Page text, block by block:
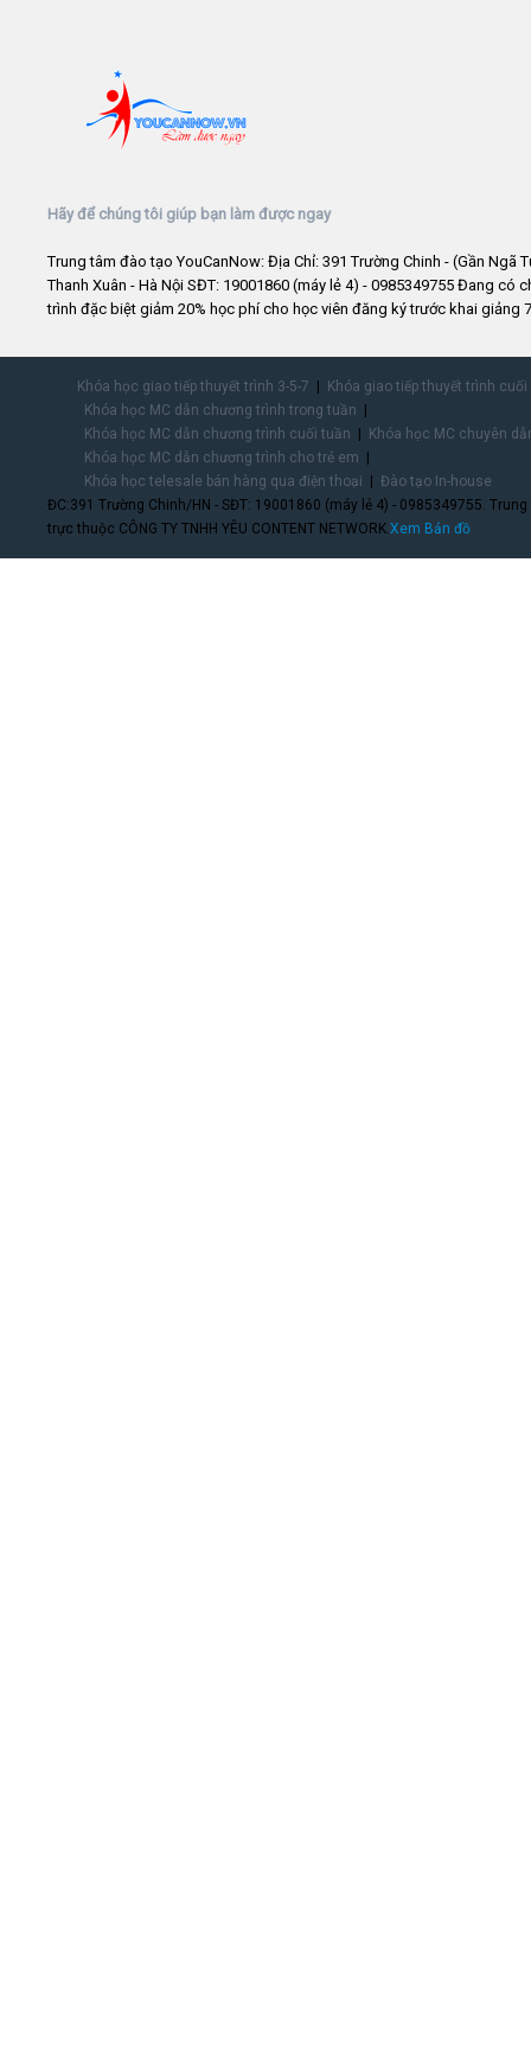
Hãy để chúng tôi giúp bạn làm được ngay
Trung tâm đào tạo YouCanNow: Địa Chỉ: 391 Trường Chinh - (Gần Ngã
Thanh Xuân - Hà Nội SĐT: 19001860 (máy lẻ 4) - 0985349755 Đang có
trình đặc biệt giảm 20% học phí cho học viên đăng ký trước khai giảng
Khóa học giao tiếp thuyết trình 3-5-7
Khóa giao tiếp thuyết trình
Khóa học MC dẫn chương trình trong tuần
Khóa học MC dẫn chương trình cuối tuần
Khóa học MC chuyên
Khóa học MC dẫn chương trình cho trẻ em
Khóa học telesale bán hàng qua điện thoại
Đào tạo In-house
ĐC:391 Trường Chinh/HN - SĐT: 19001860 (máy lẻ 4) - 0985349755.
trực thuộc CÔNG TY TNHH YÊU CONTENT NETWORK. Xem Bản đồ